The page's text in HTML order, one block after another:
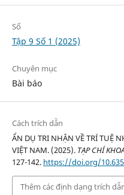
Số
Tập 9 Số 1 (2025)
Chuyên mục
Bài báo
Cách trích dẫn
ẨN DỤ TRI NHẬN VỀ TRÍ TUỆ
VIỆT NAM. (2025). TẠP CHÍ
127-142. https://doi.org/
Thêm các định dạng trích